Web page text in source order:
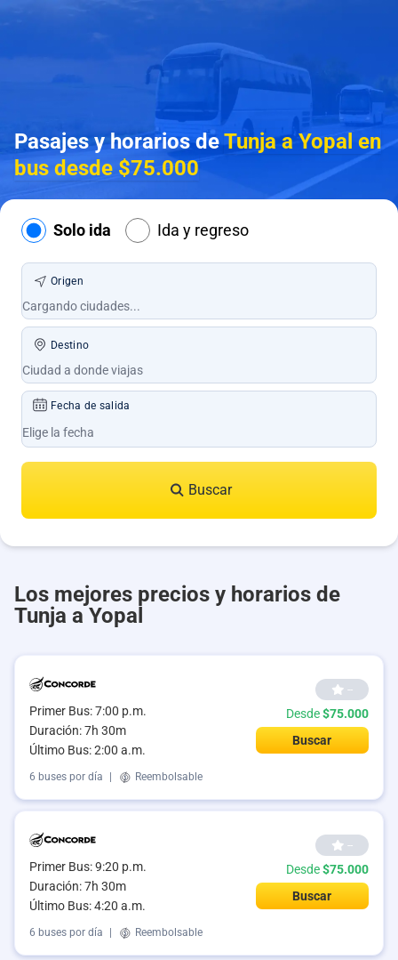
Pasajes y horarios deTunja a Yopal en
bus desde $75.000
Solo ida Ida y regreso
Origen
Destino
Fecha de salida
Buscar
Los mejores precios y horarios de
Tunja a Yopal
Primer Bus: 7:00 p.m.
Duración: 7h 30m
Último Bus: 2:00 a.m.
--
Desde$75.000
Buscar
6 buses por día Reembolsable
Primer Bus: 9:20 p.m.
Duración: 7h 30m
Último Bus: 4:20 a.m.
--
Desde$75.000
Buscar
6 buses por día | Reembolsable